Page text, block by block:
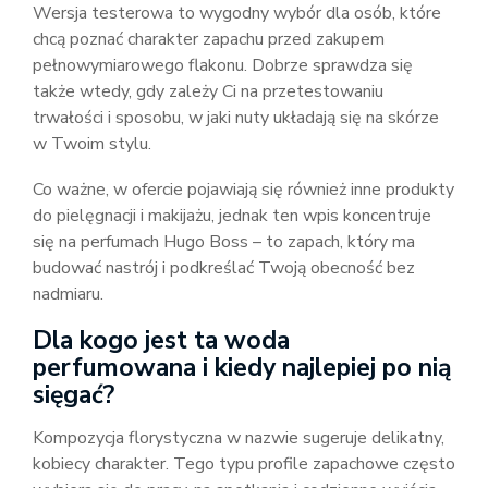
Wersja testerowa to wygodny wybór dla osób, które
chcą poznać charakter zapachu przed zakupem
pełnowymiarowego flakonu. Dobrze sprawdza się
także wtedy, gdy zależy Ci na przetestowaniu
trwałości i sposobu, w jaki nuty układają się na skórze
w Twoim stylu.
Co ważne, w ofercie pojawiają się również inne produkty
do pielęgnacji i makijażu, jednak ten wpis koncentruje
się na perfumach Hugo Boss – to zapach, który ma
budować nastrój i podkreślać Twoją obecność bez
nadmiaru.
Dla kogo jest ta woda
perfumowana i kiedy najlepiej po nią
sięgać?
Kompozycja florystyczna w nazwie sugeruje delikatny,
kobiecy charakter. Tego typu profile zapachowe często